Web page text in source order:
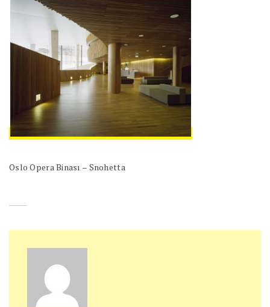
Oslo Opera Binası – Snohetta